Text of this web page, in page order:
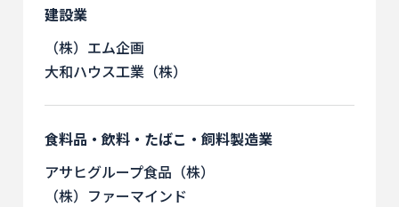
建設業
（株）エム企画
大和ハウス工業（株）
食料品・飲料・たばこ・飼料製造業
アサヒグループ食品（株）
（株）ファーマインド